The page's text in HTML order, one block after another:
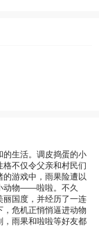
的生活。调皮捣蛋的小
不仅令父亲和村民们
游戏中，雨果险遭以
动物——啦啦。不久
丽国度，并经历了一连
危机正悄悄逼进动物
，雨果和啦啦等好友都